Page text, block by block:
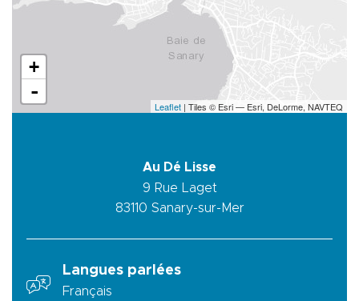
+
-
Leaflet | Tiles © Esri — Esri, DeLorme, NAVTEQ
Au Dé Lisse
9 Rue Laget
83110 Sanary-sur-Mer
Langues parlées
Français